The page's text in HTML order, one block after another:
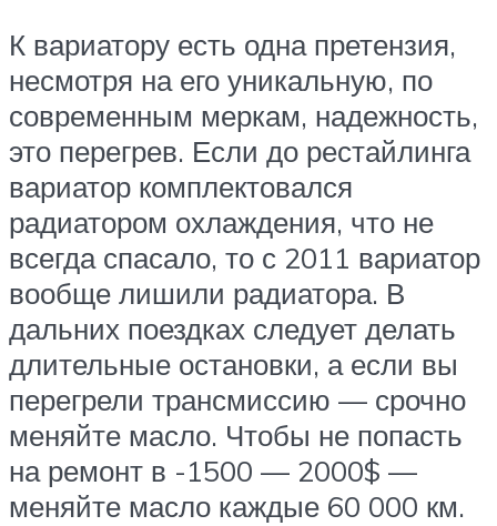
К вариатору есть одна претензия,
несмотря на его уникальную, по
современным меркам, надежность,
это перегрев. Если до рестайлинга
вариатор комплектовался
радиатором охлаждения, что не
всегда спасало, то с 2011 вариатор
вообще лишили радиатора. В
дальних поездках следует делать
длительные остановки, а если вы
перегрели трансмиссию — срочно
меняйте масло. Чтобы не попасть
на ремонт в -1500 — 2000$ —
меняйте масло каждые 60 000 км.